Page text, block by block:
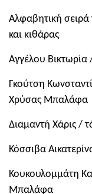
Αλφαβητική
και κιθάρας
Αγγέλου Βικτωρία
Γκούτση
Χρύσας Μπαλάφα
Διαμαντή Χάρις /
Κόσσιβα
Κουκουλομμάτη
Μπαλάφα